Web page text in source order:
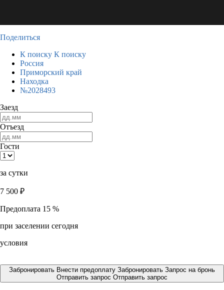
Поделиться
К поиску К поиску
Россия
Приморский край
Находка
№2028493
Заезд
Отъезд
Гости
за сутки
7 500 ₽
Предоплата 15 %
при заселении сегодня
условия
Забронировать Внести предоплату Забронировать Запрос на бронь
Отправить запрос Отправить запрос